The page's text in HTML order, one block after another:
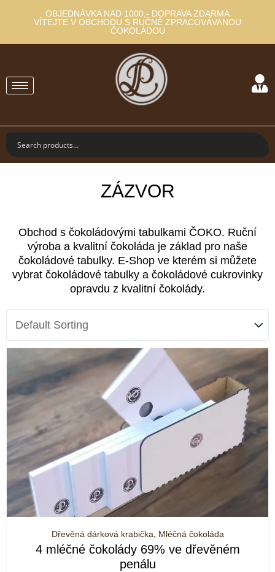
OBJEDNÁVKA NAD 1000,- DOPRAVA ZDARMA
VÍTEJTE V OBCHODU S RUČNĚ ZPRACOVÁVANOU
ČOKOLÁDOU
ZÁZVOR
Obchod s čokoládovými tabulkami ČOKO. Ruční
výroba a kvalitní čokoláda je základ pro naše
čokoládové tabulky. E-Shop ve kterém si můžete
vybrat čokoládové tabulky a čokoládové cukrovinky
opravdu z kvalitní čokolády.
Dřevěná dárková krabička, Mléčná čokoláda
4 mléčné čokolády 69% ve dřevěném
penálu